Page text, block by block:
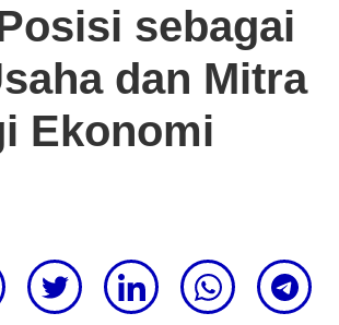
sebagai
dan Mitra
Ekonomi